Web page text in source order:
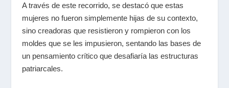
A través de este recorrido, se destacó que estas
mujeres no fueron simplemente hijas de su contexto,
sino creadoras que resistieron y rompieron con los
moldes que se les impusieron, sentando las bases de
un pensamiento crítico que desafiaría las estructuras
patriarcales.